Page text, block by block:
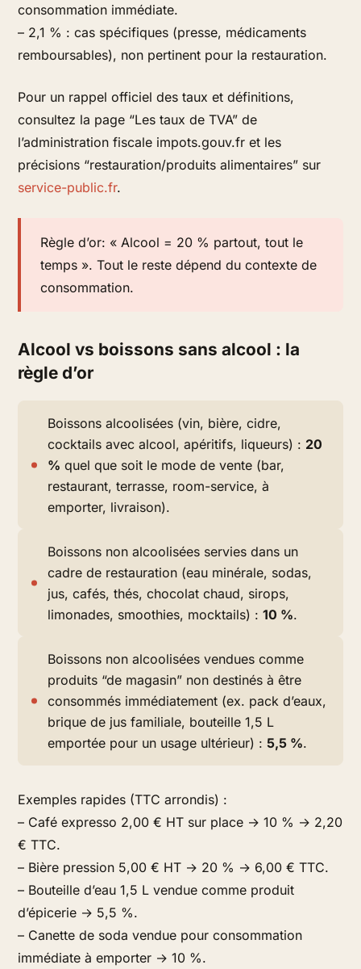
consommation immédiate.
– 2,1 % : cas spécifiques (presse, médicaments
remboursables), non pertinent pour la restauration.
Pour un rappel officiel des taux et définitions,
consultez la page “Les taux de TVA” de
l’administration fiscale impots.gouv.fr et les
précisions “restauration/produits alimentaires” sur
service-public.fr.
Règle d’or: « Alcool = 20 % partout, tout le
temps ». Tout le reste dépend du contexte de
consommation.
Alcool vs boissons sans alcool : la
règle d’or
Boissons alcoolisées (vin, bière, cidre,
cocktails avec alcool, apéritifs, liqueurs) : 20
% quel que soit le mode de vente (bar,
restaurant, terrasse, room-service, à
emporter, livraison).
Boissons non alcoolisées servies dans un
cadre de restauration (eau minérale, sodas,
jus, cafés, thés, chocolat chaud, sirops,
limonades, smoothies, mocktails) :10 %.
Boissons non alcoolisées vendues comme
produits “de magasin” non destinés à être
consommés immédiatement (ex. pack d’eaux,
brique de jus familiale, bouteille 1,5 L
emportée pour un usage ultérieur) :5,5 %.
Exemples rapides (TTC arrondis) :
– Café expresso 2,00 € HT sur place → 10 % → 2,20
€ TTC.
– Bière pression 5,00 € HT → 20 % → 6,00 € TTC.
– Bouteille d’eau 1,5 L vendue comme produit
d’épicerie → 5,5 %.
– Canette de soda vendue pour consommation
immédiate à emporter → 10 %.